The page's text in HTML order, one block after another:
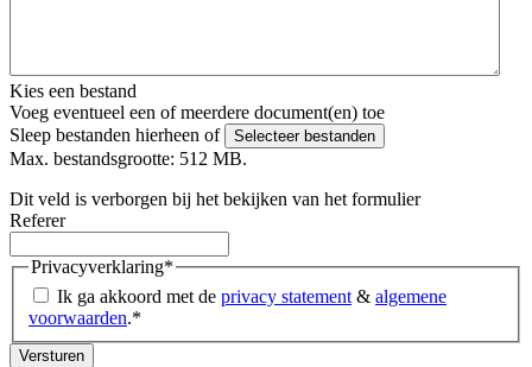
Kies een bestand
Voeg eventueel een of meerdere document(en) toe
Sleep bestanden hierheen of
Selecteer bestanden
Max. bestandsgrootte: 512 MB.
Dit veld is verborgen bij het bekijken van het formulier
Referer
Privacyverklaring*
Ik ga akkoord met de privacy statement & algemene
voorwaarden.*